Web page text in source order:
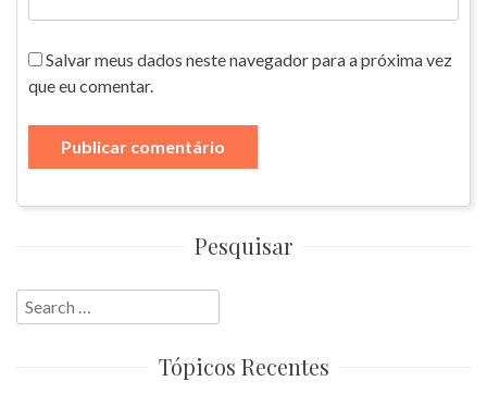
Salvar meus dados neste navegador para a próxima vez
que eu comentar.
Pesquisar
Search
for:
Tópicos Recentes